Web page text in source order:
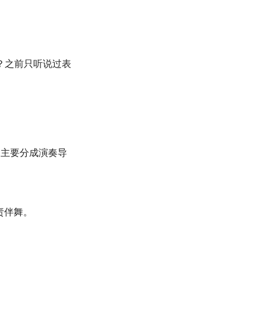
之前只听说过表
要分成演奏导
舞。